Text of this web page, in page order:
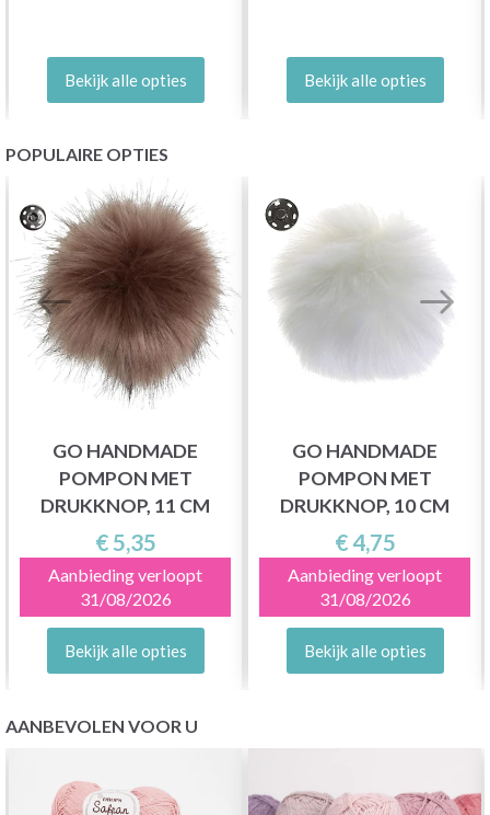
Bekijk alle opties Bekijk alle opties
POPULAIRE OPTIES
GO HANDMADE
POMPON MET
DRUKKNOP, 11 CM
€ 5,35
Aanbieding verloopt
31/08/2026
Bekijk alle opties
GO HANDMADE
POMPON MET
DRUKKNOP, 10 CM
€ 4,75
Aanbieding verloopt
31/08/2026
Bekijk alle opties
AANBEVOLEN VOOR U